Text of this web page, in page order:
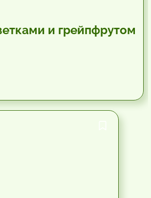
и грейпфрутом